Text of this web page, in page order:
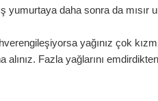
yumurtaya daha sonra da mısır
yağınız çok
Fazla yağlarını